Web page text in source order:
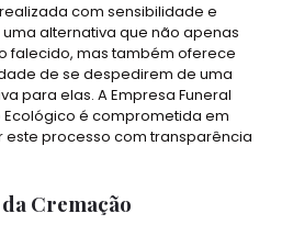
com sensibilidade e
alternativa que não apenas
falecido, mas também oferece
de se despedirem de uma
para elas. A Empresa Funeral
Ecológico é comprometida em
este processo com transparência
Cremação